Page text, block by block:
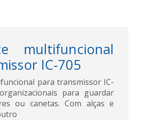
multifuncional
IC-705
para transmissor IC-
para guardar
ou canetas. Com alças e